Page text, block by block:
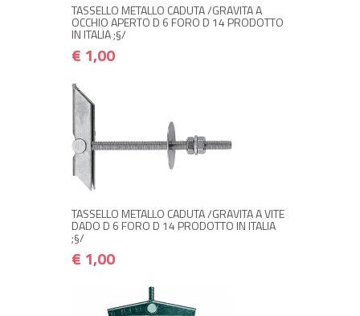
TASSELLO METALLO CADUTA /GRAVITA A
OCCHIO APERTO D 6 FORO D 14 PRODOTTO
IN ITALIA ;§/
€ 1,00
TASSELLO METALLO CADUTA /GRAVITA A VITE
DADO D 6 FORO D 14 PRODOTTO IN ITALIA
;§/
€ 1,00
NON DISPONIBILE A MAGAZZINO
Avvisami quando disponibile